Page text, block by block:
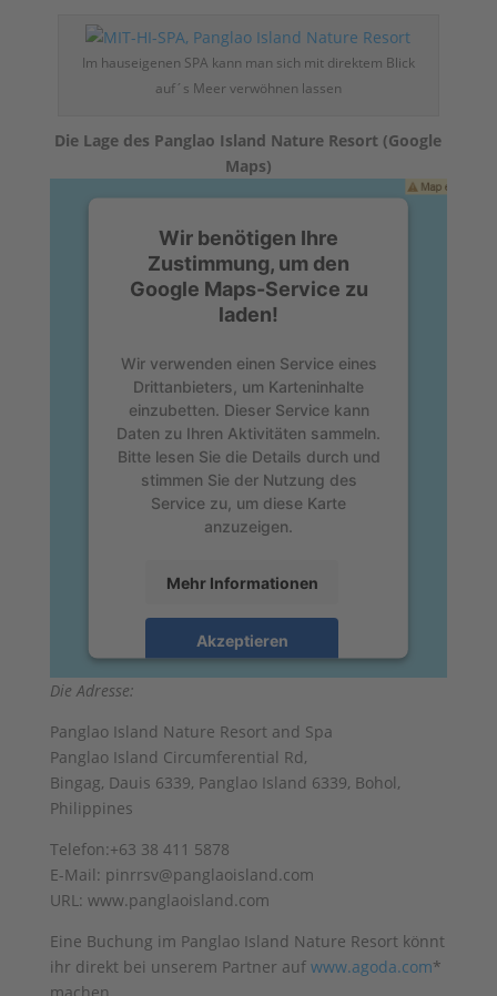
Im hauseigenen SPA kann man sich mit direktem Blick
auf´s Meer verwöhnen lassen
Die Lage des Panglao Island Nature Resort (Google
Maps)
Wir benötigen Ihre
Zustimmung, um den
Google Maps-Service zu
laden!
Wir verwenden einen Service eines
Drittanbieters, um Karteninhalte
einzubetten. Dieser Service kann
Daten zu Ihren Aktivitäten sammeln.
Bitte lesen Sie die Details durch und
stimmen Sie der Nutzung des
Service zu, um diese Karte
anzuzeigen.
Mehr Informationen
Akzeptieren
powered byUsercentrics Consent
Die Adresse:
Panglao Island Nature Resort and Spa
Panglao Island Circumferential Rd,
Bingag, Dauis 6339, Panglao Island 6339, Bohol,
Philippines
Telefon:+63 38 411 5878
E-Mail: pinrrsv@panglaoisland.com
URL: www.panglaoisland.com
Eine Buchung im Panglao Island Nature Resort könnt
ihr direkt bei unserem Partner auf www.agoda.com*